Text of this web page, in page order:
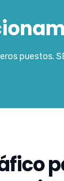
puestos.